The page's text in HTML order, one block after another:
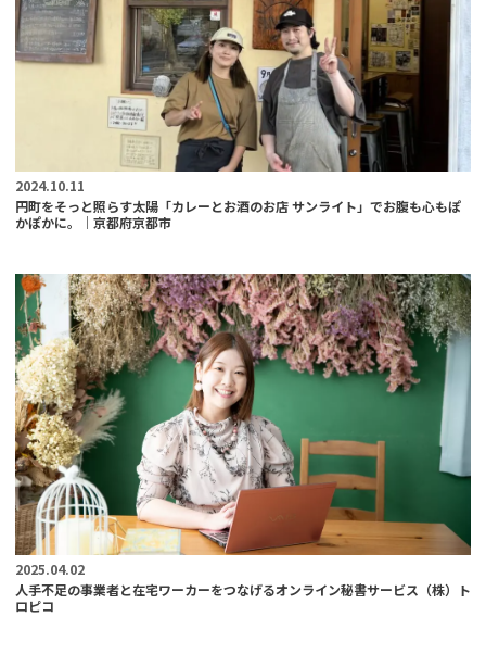
2024.10.11
円町をそっと照らす太陽「カレーとお酒のお店 サンライト」でお腹も心もぽ
かぽかに。｜京都府京都市
2025.04.02
人手不足の事業者と在宅ワーカーをつなげるオンライン秘書サービス（株）ト
ロピコ